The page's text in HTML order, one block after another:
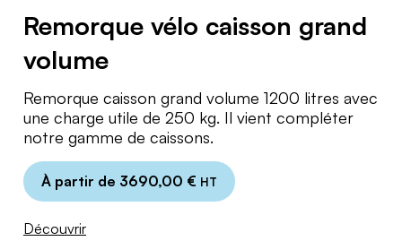
Remorque vélo caisson grand
volume
Remorque caisson grand volume 1200 litres avec
une charge utile de 250 kg. Il vient compléter
notre gamme de caissons.
À partir de 3690,00 € HT
Découvrir